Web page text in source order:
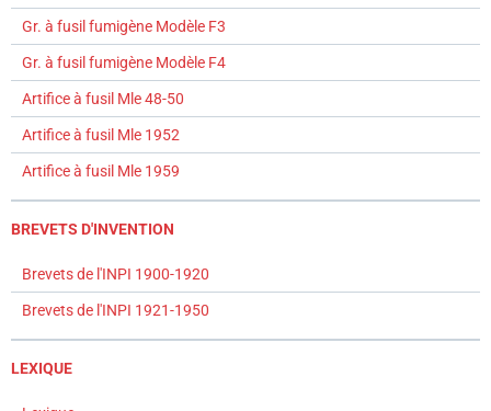
Gr. à fusil fumigène Modèle F3
Gr. à fusil fumigène Modèle F4
Artifice à fusil Mle 48-50
Artifice à fusil Mle 1952
Artifice à fusil Mle 1959
BREVETS D'INVENTION
Brevets de l'INPI 1900-1920
Brevets de l'INPI 1921-1950
LEXIQUE